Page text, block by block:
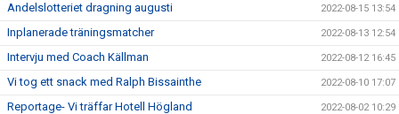
Andelslotteriet dragning augusti 2022-08-15 13:54
Inplanerade träningsmatcher 2022-08-13 12:54
Intervju med Coach Källman 2022-08-12 16:45
Vi tog ett snack med Ralph Bissainthe 2022-08-10 17:07
Reportage- Vi träffar Hotell Högland 2022-08-02 10:29